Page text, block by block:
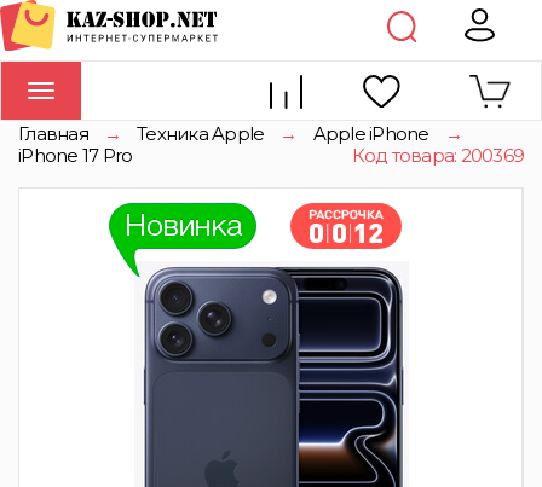
Toggle
navigation
Главная → Техника Apple → Apple iPhone
→
iPhone 17 Pro
Код товара: 200369